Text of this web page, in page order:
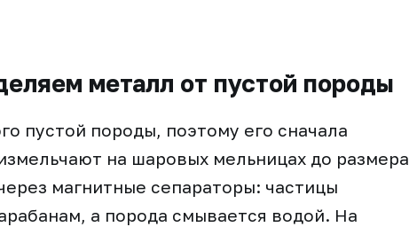
металл от пустой породы
пустой породы, поэтому его сначала
на шаровых мельницах до размера
магнитные сепараторы: частицы
а порода смывается водой. На